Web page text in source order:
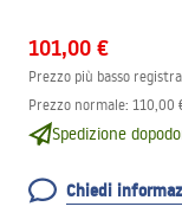
101,00 €
Prezzo più basso
Prezzo normale: 110,00
Spedizione
Chiedi